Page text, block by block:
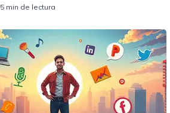
5 min de lectura